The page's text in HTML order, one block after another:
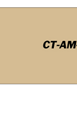
জমা দিন
সময় উপকরণ
জমা দিন